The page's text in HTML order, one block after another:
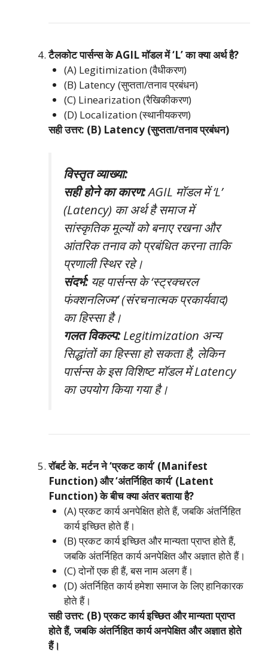
टैलकोट पार्सन्स के AGIL मॉडल में ‘L’ का क्या अर्थ है?
(A) Legitimization (वैधीकरण)
(B) Latency (सुप्तता/तनाव प्रबंधन)
(C) Linearization (रैखिकीकरण)
(D) Localization (स्थानीयकरण)
सही उत्तर: (B) Latency (सुप्तता/तनाव प्रबंधन)
विस्तृत व्याख्या:
सही होने का कारण:AGIL मॉडल में ‘L’
(Latency) का अर्थ है समाज में
सांस्कृतिक मूल्यों को बनाए रखना और
आंतरिक तनाव को प्रबंधित करना ताकि
प्रणाली स्थिर रहे।
संदर्भ:यह पार्सन्स के ‘स्ट्रक्चरल
फंक्शनलिज्म’ (संरचनात्मक प्रकार्यवाद)
का हिस्सा है।
गलत विकल्प:Legitimization अन्य
सिद्धांतों का हिस्सा हो सकता है, लेकिन
पार्सन्स के इस विशिष्ट मॉडल में Latency
का उपयोग किया गया है।
रॉबर्ट के. मर्टन ने ‘प्रकट कार्य’ (Manifest
Function) और ‘अंतर्निहित कार्य’ (Latent
Function) के बीच क्या अंतर बताया है?
(A) प्रकट कार्य अनपेक्षित होते हैं, जबकि अंतर्निहित
कार्य इच्छित होते हैं।
(B) प्रकट कार्य इच्छित और मान्यता प्राप्त होते हैं,
जबकि अंतर्निहित कार्य अनपेक्षित और अज्ञात होते हैं।
(C) दोनों एक ही हैं, बस नाम अलग हैं।
(D) अंतर्निहित कार्य हमेशा समाज के लिए हानिकारक
होते हैं।
सही उत्तर: (B) प्रकट कार्य इच्छित और मान्यता प्राप्त
होते हैं, जबकि अंतर्निहित कार्य अनपेक्षित और अज्ञात होते
हैं।